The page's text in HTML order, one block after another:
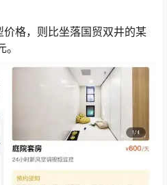
格，则比坐落国贸双井的某